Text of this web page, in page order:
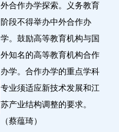
外合作办学探索。义务教育
阶段不得举办中外合作办
学。鼓励高等教育机构与国
外知名的高等教育机构合作
办学。合作办学的重点学科
专业须适应新技术发展和江
苏产业结构调整的要求。
（蔡蕴琦）